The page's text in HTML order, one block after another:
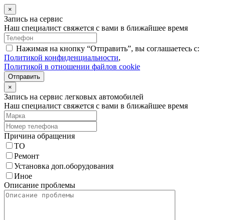
×
Запись на сервис
Наш специалист свяжется с вами в ближайшее время
Нажимая на кнопку “Отправить”, вы соглашаетесь с:
Политикой конфиденциальности,
Политикой в отношении файлов cookie
Отправить
×
Запись на сервис легковых автомобилей
Наш специалист свяжется с вами в ближайшее время
Причина обращения
ТО
Ремонт
Установка доп.оборудования
Иное
Описание проблемы